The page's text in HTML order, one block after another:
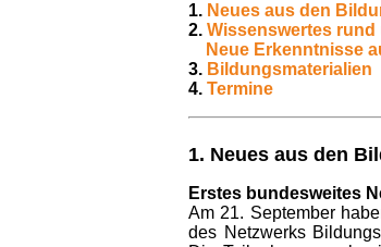
1. Neues aus den
2. Wissenswertes
Neue Erkenntnisse
3. Bildungsmaterialien
4. Termine
1. Neues aus den
Erstes bundesweites
Am 21. September
des Netzwerks